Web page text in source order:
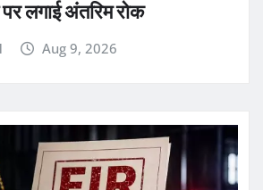
लगाई अंतरिम रोक
Aug 9, 2026